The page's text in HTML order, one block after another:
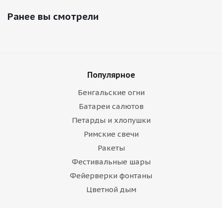
Ранее вы смотрели
Популярное
Бенгальские огни
Батареи салютов
Петарды и хлопушки
Римские свечи
Ракеты
Фестивальные шары
Фейерверки фонтаны
Цветной дым